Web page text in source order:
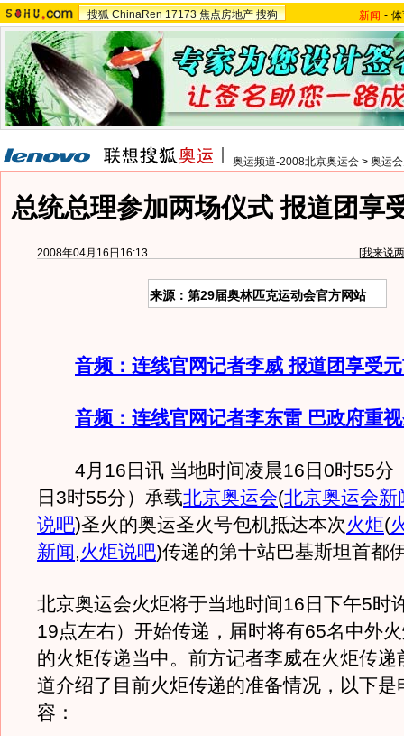
搜狐 ChinaRen 17173 焦点房地产 搜狗 新闻 -
奥运频道-2008北京奥运会 > 奥运
总统总理参加两场仪式 报道团享
2008年04月16日16:13 [我来说
来源：第29届奥林匹克运动会官方网站
音频：连线官网记者李威 报道团享受
音频：连线官网记者李东雷 巴政府重
4月16日讯 当地时间凌晨16日0时55分
日3时55分）承载北京奥运会(北京奥运会新
说吧)圣火的奥运圣火号包机抵达本次火炬(
新闻,火炬说吧)传递的第十站巴基斯坦首都
北京奥运会火炬将于当地时间16日下午5时
19点左右）开始传递，届时将有65名中外
的火炬传递当中。前方记者李威在火炬传递
道介绍了目前火炬传递的准备情况，以下是
容：